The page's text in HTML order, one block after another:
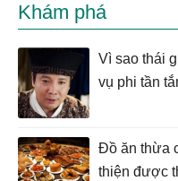
Khám phá
Vì sao thái
vụ phi tần
Đồ ăn thừa
thiện được